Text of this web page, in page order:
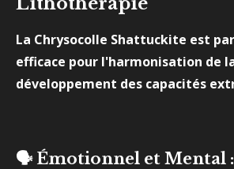
La Chrysocolle Shattuckite est
efficace pour l'harmonisation de
développement des capacités
🗣️Émotionnel et Mental :